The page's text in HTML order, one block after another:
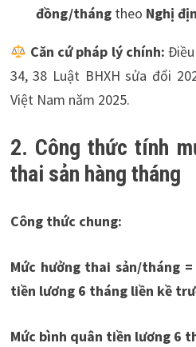
đồng/thángtheo Nghị
Căn cứ pháp lý chính:
34, 38 Luật BHXH sửa đổi
Việt Nam năm 2025.
2. Công thức tính
thai sản hàng tháng
Công thức chung:
Mức hưởng thai sản/tháng
tiền lương 6 tháng liền kề
Mức bình quân tiền lương 6